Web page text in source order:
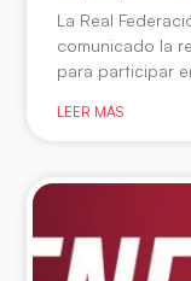
La Real
comunicado la
para participar
LEER MÁS